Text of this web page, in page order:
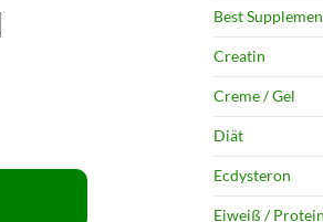
Best
Creatin
Creme / Gel
Diät
Ecdysteron
Eiweiß / Protein